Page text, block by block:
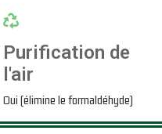
Purification de
l'air
Oui (élimine le formaldéhyde)